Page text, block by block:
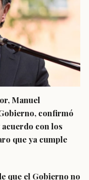
Manuel
confirmó
con los
que ya cumple
que el Gobierno no